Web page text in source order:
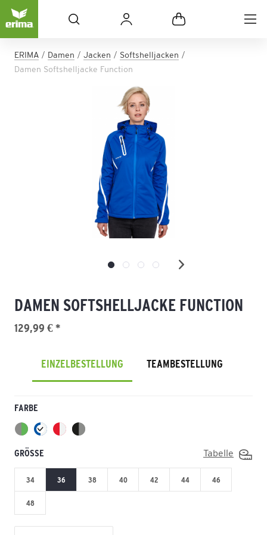
ERIMA Damen Jacken
Softshelljacken
Damen Softshelljacke Function
DAMEN SOFTSHELLJACKE FUNCTION
129,99 € *
EINZELBESTELLUNG TEAMBESTELLUNG
FARBE
GRÖSSE Tabelle
34 36 38 40 42 44 46
48